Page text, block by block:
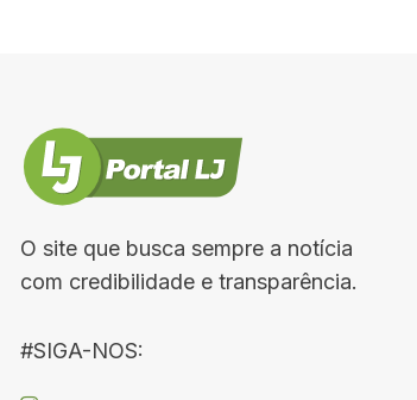
O site que busca sempre a notícia
com credibilidade e transparência.
#SIGA-NOS: